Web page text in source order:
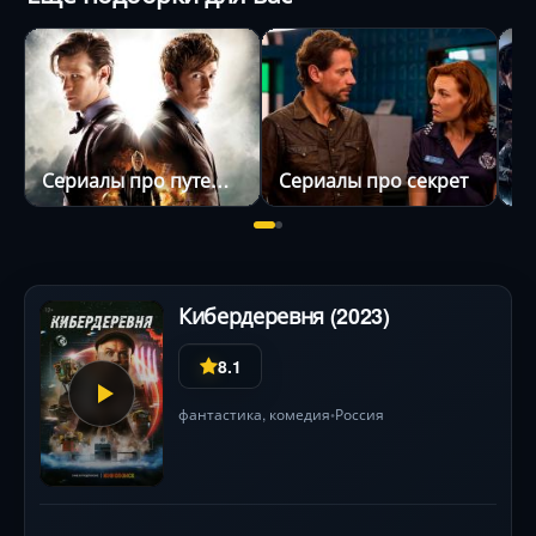
Сериалы про путешествия Сериалы про секрет
Кибердеревня (2023)
8.1
фантастика, комедия•Россия